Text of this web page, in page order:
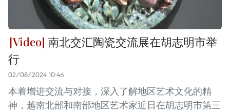
南北交汇陶瓷交流展在胡志明市举
行
02/08/2024 10:46
本着增进交流与对接，深入了解地区艺术文化的精
神，越南北部和南部地区艺术家近日在胡志明市第三